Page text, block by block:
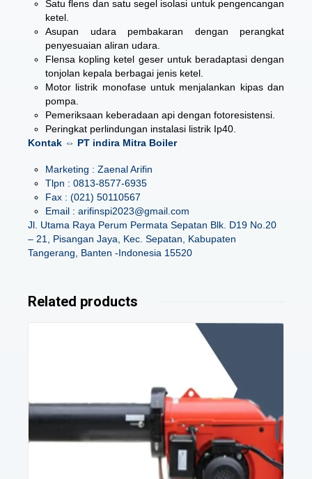
Satu flens dan satu segel isolasi untuk pengencangan
ketel.
Asupan udara pembakaran dengan perangkat
penyesuaian aliran udara.
Flensa kopling ketel geser untuk beradaptasi dengan
tonjolan kepala berbagai jenis ketel.
Motor listrik monofase untuk menjalankan kipas dan
pompa.
Pemeriksaan keberadaan api dengan fotoresistensi.
Peringkat perlindungan instalasi listrik Ip40.
Kontak ⇔ PT indira Mitra Boiler
Marketing : Zaenal Arifin
Tlpn : 0813-8577-6935
Fax : (021) 50110567
Email : arifinspi2023@gmail.com
Jl. Utama Raya Perum Permata Sepatan Blk. D19 No.20
– 21, Pisangan Jaya, Kec. Sepatan, Kabupaten
Tangerang, Banten -Indonesia 15520
Related products
Details